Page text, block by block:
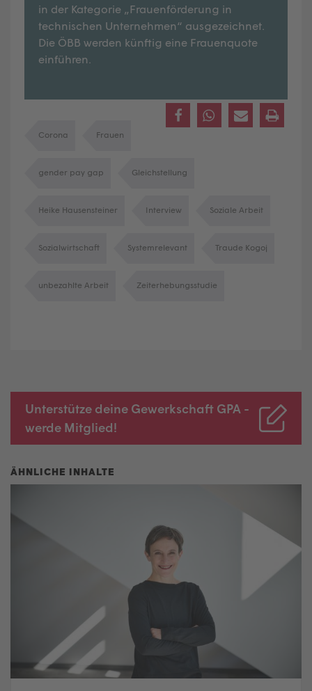
in der Kategorie „Frauenförderung in
technischen Unternehmen“ ausgezeichnet.
Die ÖBB werden künftig eine Frauenquote
einführen.
Corona Frauen
gender pay gap Gleichstellung
Heike Hausensteiner Interview Soziale Arbeit
Sozialwirtschaft Systemrelevant Traude Kogoj
unbezahlte Arbeit Zeiterhebungsstudie
Unterstütze deine Gewerkschaft GPA -
werde Mitglied!